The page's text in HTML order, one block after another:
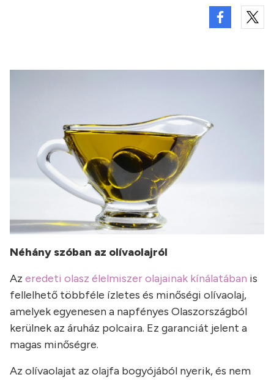
Néhány szóban az olívaolajról
Az eredeti olasz élelmiszer olajainak kínálatában is
fellelhető többféle ízletes és minőségi olívaolaj,
amelyek egyenesen a napfényes Olaszországból
kerülnek az áruház polcaira. Ez garanciát jelent a
magas minőségre.
Az olívaolajat az olajfa bogyójából nyerik, és nem